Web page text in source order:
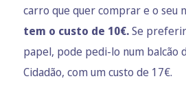
carro que quer comprar e o seu
tem o custo de 10€.Se
papel, pode pedi-lo num balcão
Cidadão, com um custo de 17€.